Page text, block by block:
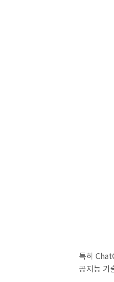
특히
공지능 기